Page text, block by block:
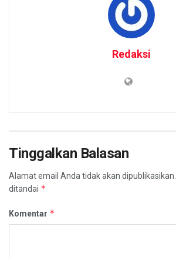
Redaksi
Tinggalkan Balasan
Alamat email Anda tidak akan dipublikasikan.
ditandai *
Komentar *